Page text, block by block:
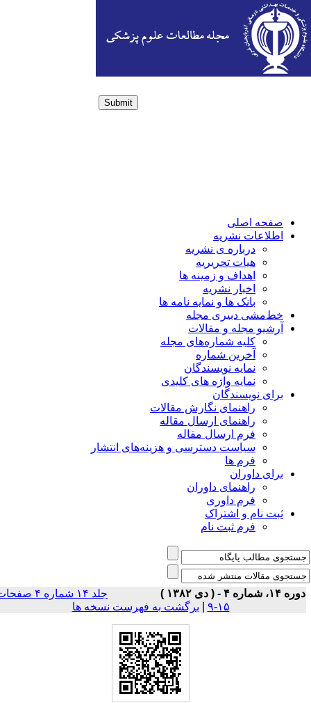
Submit
صفحه اصلی
اطلاعات نشریه
درباره ی نشریه
هیات تحریریه
اهداف و زمینه ها
اخبار نشریه
بانک ها و نمایه نامه ها
خط‌مشی دبیری مجله
آرشیو مجله و مقالات
کلیه شماره‌های مجله
آخرین شماره
نمایه نویسندگان
نمایه واژه های کلیدی
برای نویسندگان
راهنمای نگارش مقالات
راهنمای ارسال مقاله
فرم ارسال مقاله
سیاست دسترسی و هزینه‌های انتشار
فرم ها
برای داوران
راهنمای داوران
فرم داوری
ثبت نام و اشتراک
فرم ثبت نام
شماره ۴ - ( دى ۱۳۸۲ )
جلد ۱۴ شماره ۴ صفحات
۱۵-۹
| برگشت به فهرست نسخه ها